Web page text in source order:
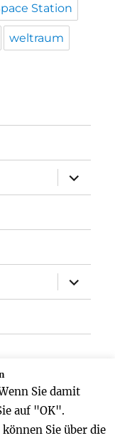
Station
weltraum
öffnen
öffnen
Sie damit
auf "OK".
Sie über die